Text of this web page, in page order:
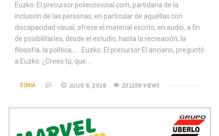
Euzko: El precursor poliecosocial.com, partidaria de la
inclusión de las personas, en particular de aquellas con
discapacidad visual, ofrece el material escrito, en audio, a fin
de posibilitarles, desde el estudio, hasta la recreación, la
filosofía, la política,… Euzko: El precursor El anciano, preguntó
a Euzko: ¿Crees tú, que…
SONIA JULIO 9, 2018 231159 VIEWS